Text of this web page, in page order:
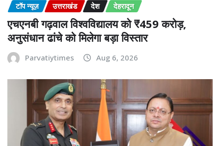
टॉप न्यूज़ उत्तराखंड देश देहरादून
एचएनबी गढ़वाल विश्वविद्यालय को ₹459 करोड़,
अनुसंधान ढांचे को मिलेगा बड़ा विस्तार
Parvatiytimes Aug 6, 2026